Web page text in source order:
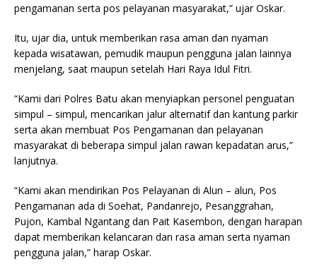
pengamanan serta pos pelayanan masyarakat,” ujar Oskar.
Itu, ujar dia, untuk memberikan rasa aman dan nyaman
kepada wisatawan, pemudik maupun pengguna jalan lainnya
menjelang, saat maupun setelah Hari Raya Idul Fitri.
“Kami dari Polres Batu akan menyiapkan personel penguatan
simpul – simpul, mencarikan jalur alternatif dan kantung parkir
serta akan membuat Pos Pengamanan dan pelayanan
masyarakat di beberapa simpul jalan rawan kepadatan arus,”
lanjutnya.
“Kami akan mendirikan Pos Pelayanan di Alun – alun, Pos
Pengamanan ada di Soehat, Pandanrejo, Pesanggrahan,
Pujon, Kambal Ngantang dan Pait Kasembon, dengan harapan
dapat memberikan kelancaran dan rasa aman serta nyaman
pengguna jalan,” harap Oskar.